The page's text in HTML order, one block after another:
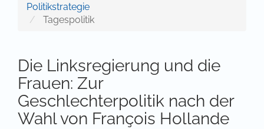
Politikstrategie
Tagespolitik
Die Linksregierung und die
Frauen: Zur
Geschlechterpolitik nach der
Wahl von François Hollande